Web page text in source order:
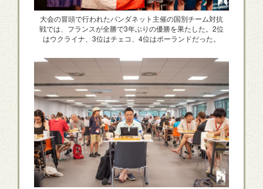
大会の冒頭で行われたパンダネット主催の国別チーム対抗
戦では、フランスが全勝で3年ぶりの優勝を果たした。2位
はウクライナ、3位はチェコ、4位はポーランドだった。